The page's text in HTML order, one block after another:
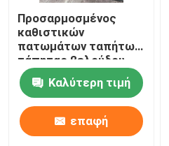
Προσαρμοσμένος
καθιστικών
πατωμάτων ταπήτων
τάπητας βελούδου
κρυστάλλου
εκτύπωσης
κουβερτών απλός
Καλύτερη τιμή
επαφή